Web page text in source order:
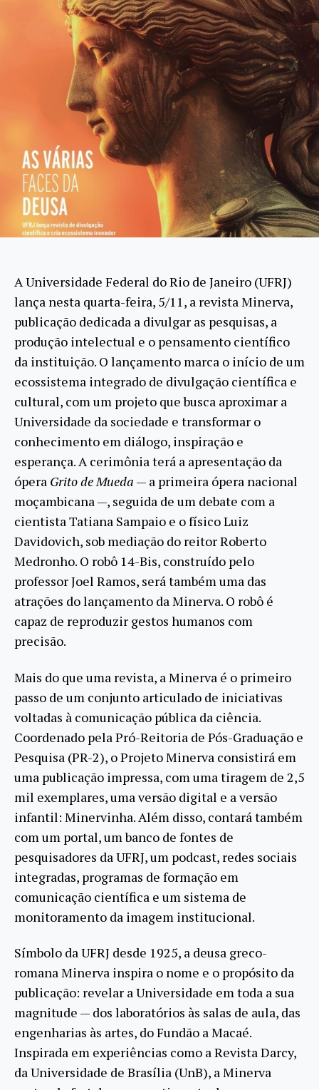
A Universidade Federal do Rio de Janeiro (UFRJ)
lança nesta quarta-feira, 5/11, a revista Minerva,
publicação dedicada a divulgar as pesquisas, a
produção intelectual e o pensamento científico
da instituição. O lançamento marca o início de um
ecossistema integrado de divulgação científica e
cultural, com um projeto que busca aproximar a
Universidade da sociedade e transformar o
conhecimento em diálogo, inspiração e
esperança. A cerimônia terá a apresentação da
ópera Grito de Mueda — a primeira ópera nacional
moçambicana —, seguida de um debate com a
cientista Tatiana Sampaio e o físico Luiz
Davidovich, sob mediação do reitor Roberto
Medronho. O robô 14-Bis, construído pelo
professor Joel Ramos, será também uma das
atrações do lançamento da Minerva. O robô é
capaz de reproduzir gestos humanos com
precisão.
Mais do que uma revista, a Minerva é o primeiro
passo de um conjunto articulado de iniciativas
voltadas à comunicação pública da ciência.
Coordenado pela Pró-Reitoria de Pós-Graduação e
Pesquisa (PR-2), o Projeto Minerva consistirá em
uma publicação impressa, com uma tiragem de 2,5
mil exemplares, uma versão digital e a versão
infantil: Minervinha. Além disso, contará também
com um portal, um banco de fontes de
pesquisadores da UFRJ, um podcast, redes sociais
integradas, programas de formação em
comunicação científica e um sistema de
monitoramento da imagem institucional.
Símbolo da UFRJ desde 1925, a deusa greco-
romana Minerva inspira o nome e o propósito da
publicação: revelar a Universidade em toda a sua
magnitude — dos laboratórios às salas de aula, das
engenharias às artes, do Fundão a Macaé.
Inspirada em experiências como a Revista Darcy,
da Universidade de Brasília (UnB), a Minerva